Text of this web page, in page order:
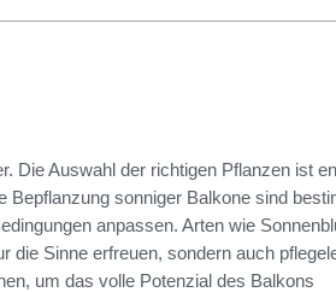
Die Auswahl der richtigen Pflanzen ist
Bepflanzung sonniger Balkone sind
anpassen. Arten wie
die Sinne erfreuen, sondern auch
um das volle Potenzial des Balkons